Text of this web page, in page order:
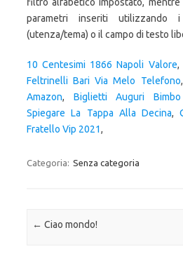
10 Centesimi 1866 Napoli Valore,
Feltrinelli Bari Via Melo Telefono,
Amazon, Biglietti Auguri
Spiegare La Tappa Alla Decina,
Fratello Vip 2021,
Categoria: Senza categoria
Navigazione articolo
← Ciao mondo!